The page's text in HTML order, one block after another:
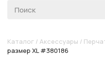
Каталог / Аксессуары /
размер XL #380186